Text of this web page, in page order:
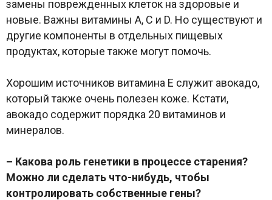
замены поврежденных клеток на здоровые и
новые. Важны витамины A, C и D. Но существуют и
другие компоненты в отдельных пищевых
продуктах, которые также могут помочь.
Хорошим источников витамина E служит авокадо,
который также очень полезен коже. Кстати,
авокадо содержит порядка 20 витаминов и
минералов.
– Какова роль генетики в процессе старения?
Можно ли сделать что-нибудь, чтобы
контролировать собственные гены?